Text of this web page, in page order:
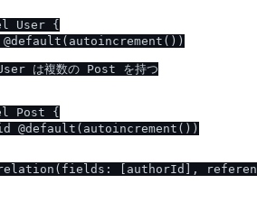
User {
は複数の Post を持つ
Post {
@default(autoincrement())
[authorId],